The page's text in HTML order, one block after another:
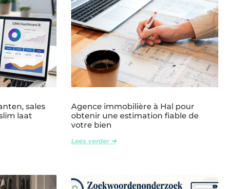
sales
laat
Agence immobilière à Hal pour
obtenir une estimation fiable de
votre bien
Lees verder ➜